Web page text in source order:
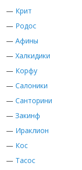
— Крит
— Родос
— Афины
— Халкидики
— Корфу
— Салоники
— Санторини
— Закинф
— Ираклион
— Кос
— Тасос